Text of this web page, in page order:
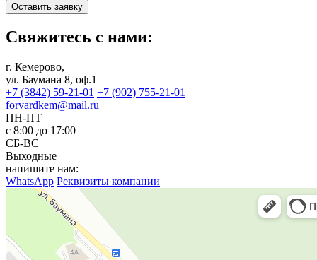
Оставить заявку
Свяжитесь с нами:
г. Кемерово,
ул. Баумана 8, оф.1
+7 (3842) 59-21-01 +7 (902) 755-21-01
forvardkem@mail.ru
ПН-ПТ
с 8:00 до 17:00
СБ-ВС
Выходные
напишите нам:
WhatsApp Реквизиты компании